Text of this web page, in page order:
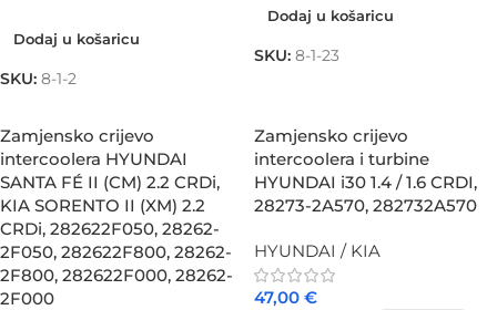
Dodaj u košaricu
SKU: 8-1-2
Dodaj u košaricu
SKU: 8-1-23
Zamjensko crijevo
intercoolera HYUNDAI
SANTA FÉ II (CM) 2.2 CRDi,
KIA SORENTO II (XM) 2.2
CRDi, 282622F050, 28262-
2F050, 282622F800, 28262-
2F800, 282622F000, 28262-
2F000
Zamjensko crijevo
intercoolera i turbine
HYUNDAI i30 1.4 / 1.6 CRDI,
28273-2A570, 282732A570
HYUNDAI / KIA
47,00 €